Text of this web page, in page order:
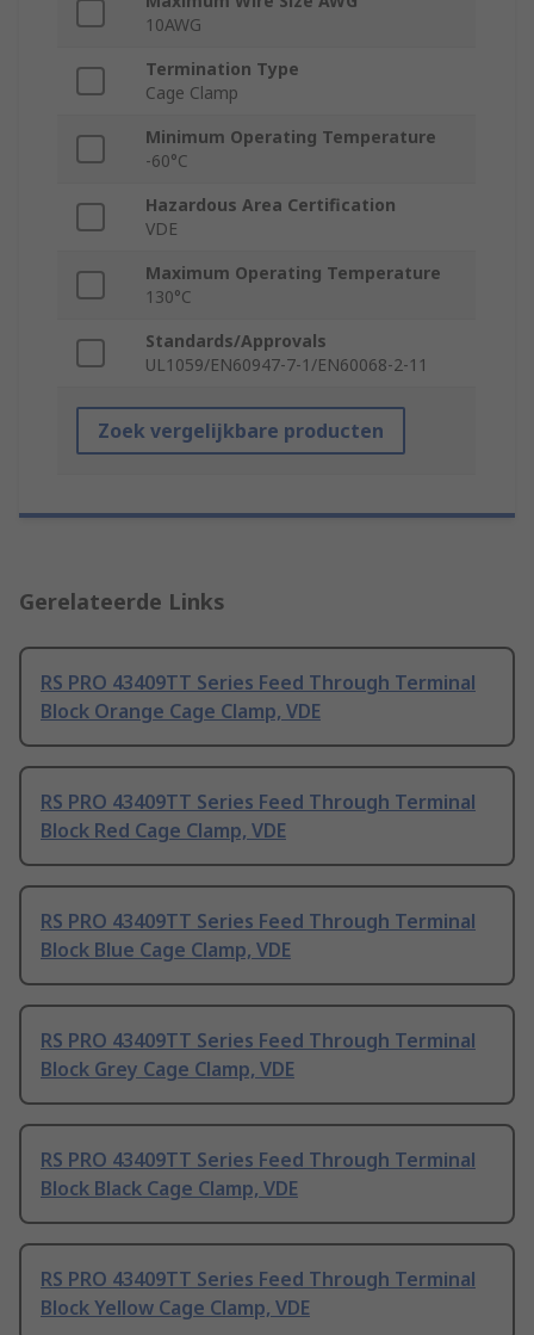
10AWG
Termination Type
Cage Clamp
Minimum Operating Temperature
-60°C
Hazardous Area Certification
VDE
Maximum Operating Temperature
130°C
Standards/Approvals
UL1059/EN60947-7-1/EN60068-2-11
Zoek vergelijkbare producten
Gerelateerde Links
RS PRO 43409TT Series Feed Through Terminal
Block Orange Cage Clamp, VDE
RS PRO 43409TT Series Feed Through Terminal
Block Red Cage Clamp, VDE
RS PRO 43409TT Series Feed Through Terminal
Block Blue Cage Clamp, VDE
RS PRO 43409TT Series Feed Through Terminal
Block Grey Cage Clamp, VDE
RS PRO 43409TT Series Feed Through Terminal
Block Black Cage Clamp, VDE
RS PRO 43409TT Series Feed Through Terminal
Block Yellow Cage Clamp, VDE